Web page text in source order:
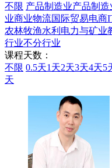
不限 产品制造业产品制造
业商业物流国际贸易电商
农林牧渔水利 电力与矿业
行业不分行业
课程天数：
不限 0.5天1天2天3天4天5
天